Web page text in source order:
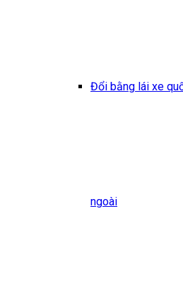
Đổi bằng lái xe
ngoài